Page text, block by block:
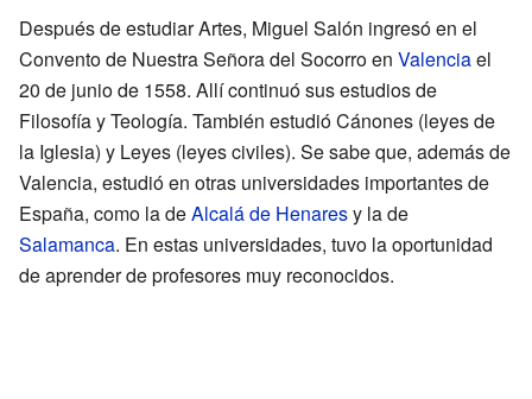
Después de estudiar Artes, Miguel Salón ingresó en el
Convento de Nuestra Señora del Socorro en Valenciael
20 de junio de 1558. Allí continuó sus estudios de
Filosofía y Teología. También estudió Cánones (leyes de
la Iglesia) y Leyes (leyes civiles). Se sabe que, además de
Valencia, estudió en otras universidades importantes de
España, como la deAlcalá de Henaresy la de
Salamanca. En estas universidades, tuvo la oportunidad
de aprender de profesores muy reconocidos.